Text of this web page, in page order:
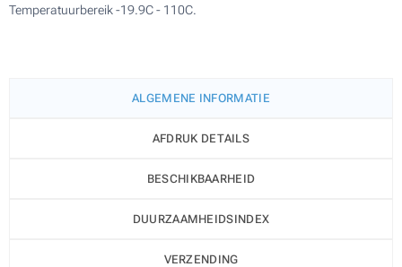
Temperatuurbereik -19.9C - 110C.
ALGEMENE INFORMATIE
AFDRUK DETAILS
BESCHIKBAARHEID
DUURZAAMHEIDSINDEX
VERZENDING